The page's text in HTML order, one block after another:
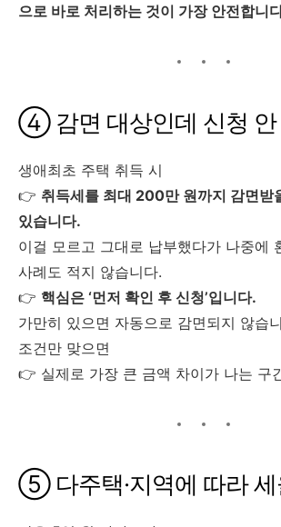
으로 바로 처리하는 것이 가장 안전합니
④ 감면 대상인데 신청 안
생애최초 주택 취득 시
👉 취득세를 최대 200만 원까지 감면받
있습니다.
이걸 모르고 그대로 납부했다가 나중에
사례도 적지 않습니다.
👉 핵심은 ‘먼저 확인 후 신청’입니다.
가만히 있으면 자동으로 감면되지 않습
조건만 맞으면
👉 실제로 가장 큰 금액 차이가 나는 구
⑤ 다주택·지역에 따라 세